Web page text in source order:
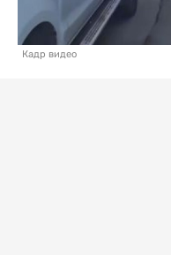
Кадр видео